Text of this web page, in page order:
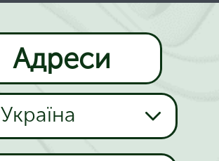
Адреси
Україна